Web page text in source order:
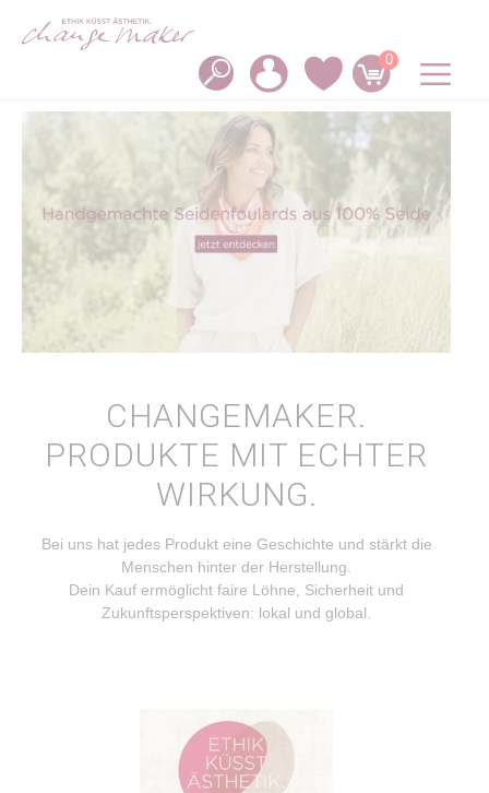
Inhalt
0
CHANGEMAKER.
PRODUKTE MIT ECHTER
WIRKUNG.
Bei uns hat jedes Produkt eine Geschichte und stärkt die
Menschen hinter der Herstellung.
Dein Kauf ermöglicht faire Löhne, Sicherheit und
Zukunftsperspektiven: lokal und global.